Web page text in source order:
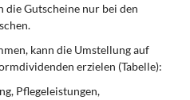
die Gutscheine nur bei den
kann die Umstellung auf
erzielen (Tabelle):
Pflegeleistungen,